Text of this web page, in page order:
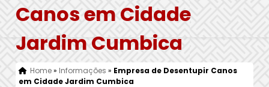
Canos em Cidade
Jardim Cumbica
Home» Informações » Empresa de Desentupir Canos
em Cidade Jardim Cumbica